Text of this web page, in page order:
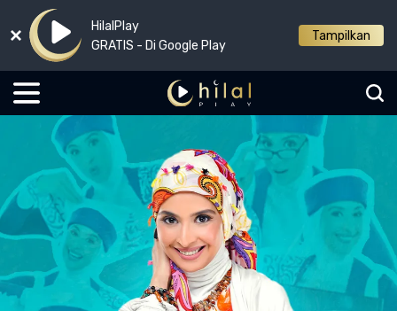
HilalPlay
GRATIS - Di Google Play
Tampilkan